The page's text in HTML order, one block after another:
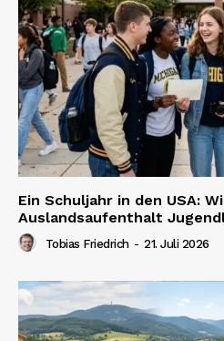
Ein Schuljahr in den USA:
Auslandsaufenthalt
Tobias Friedrich - 21. Juli 2026